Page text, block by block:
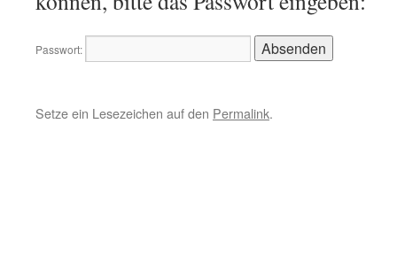
Passwort:
Setze ein Lesezeichen auf den Permalink.